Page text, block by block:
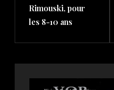
Rimouski, pour
les 8-10 ans